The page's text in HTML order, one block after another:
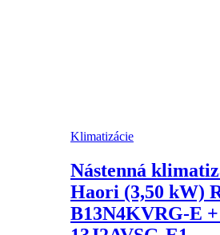
Klimatizácie
Nástenná
Haori (3,50 kW)
B13N4KVRG-E